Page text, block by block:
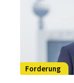
Forderung